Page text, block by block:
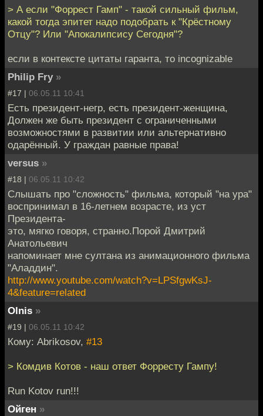
> А если "Форрест Гамп" - такой сильный фильм,
какой тогда эпитет надо подобрать к "Крёстному
Отцу"? Или "Апокалипсису Сегодня"?
если в контексте цитаты гаранта, то incognizable
Philip Fry »
#17 | 06.05.11 10:41
Есть президент-негр, есть президент-женщина,
Должен же быть президент с ограниченными
возможностями в развитии или альтернативно
одарённый. У граждан равные права!
versus »
#18 | 06.05.11 10:42
Слышать про "сложность" фильма, который "на ура"
воспринимал в 16-летнем возрасте, из уст
Президента-
это, мягко говоря, странно.Порой Дмитрий
Анатольевич
напоминает мне султана из анимационного фильма
"Аладдин".
http://www.youtube.com/watch?v=LPSfgwKsJ-
4&feature=related
Olnis »
#19 | 06.05.11 10:42
Кому: Abrikosov, #13
> Комдив Котов - наш ответ Форресту Гампу!
Run Kotov run!!!
Ойген »